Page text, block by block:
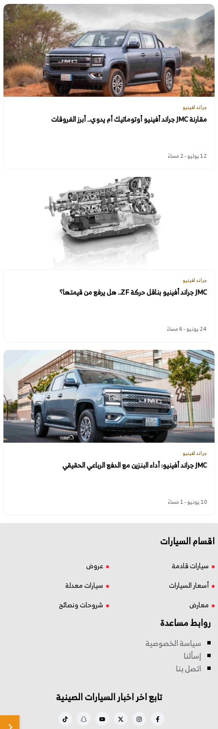
جراند افينيو
مقارنة JMC جراند أفينيو أوتوماتيك أم يدوي.. أبرز الفروقات
12 يوليو - 2 مساءً
جراند افينيو
JMC جراند أفينيو بناقل حركة ZF.. هل يرفع من قيمتها؟
24 يونيو - 6 مساءً
جراند افينيو
JMC جراند أفينيو: أداء البنزين مع الدفع الرباعي الحقيقي
10 يونيو - 1 مساءً
اقسام السيارات
سيارات قادمة
عروض
أسعار السيارات
سيارات معدلة
معارض
شروحات ونصائح
روابط مساعدة
سياسة الخصوصية
إسألنا
اتصل بنا
تابع اخر اخبار السيارات الصينية